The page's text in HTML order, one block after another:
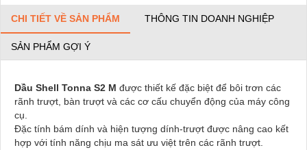
CHI TIẾT VỀ SẢN PHẨM THÔNG TIN DOANH NGHIỆP
SẢN PHẨM GỢI Ý
Dầu Shell Tonna S2 M được thiết kế đặc biệt để bôi trơn các
rãnh trượt, bàn trượt và các cơ cấu chuyển động của máy công
cụ.
Đặc tính bám dính và hiện tượng dính-trượt được nâng cao kết
hợp với tính năng chịu ma sát ưu việt trên các rãnh trượt.